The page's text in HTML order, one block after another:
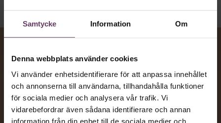
Samtycke Information Om
Denna webbplats använder cookies
Vi använder enhetsidentifierare för att anpassa innehållet
och annonserna till användarna, tillhandahålla funktioner
för sociala medier och analysera vår trafik. Vi
vidarebefordrar även sådana identifierare och annan
information från din enhet till de sociala medier och